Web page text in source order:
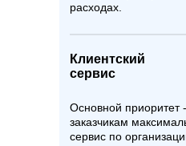
Клиентский
сервис
расходах.
Основной приоритет
заказчикам
сервис по